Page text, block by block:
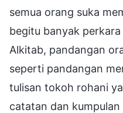
semua orang suka
begitu banyak
Alkitab, pandangan
seperti pandangan
tulisan tokoh rohani
catatan dan